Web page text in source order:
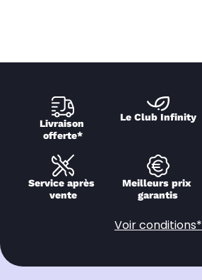
Livraison
offerte*
Le Club Infinity
Service après
vente
Meilleurs prix
garantis
Voir conditions*